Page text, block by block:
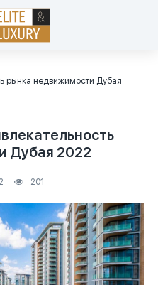
рынка недвижимости Дубая
Дубая 2022
201